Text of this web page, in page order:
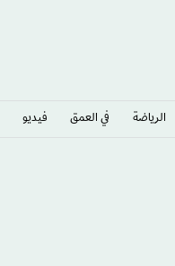
الرياضة في العمق فيديو